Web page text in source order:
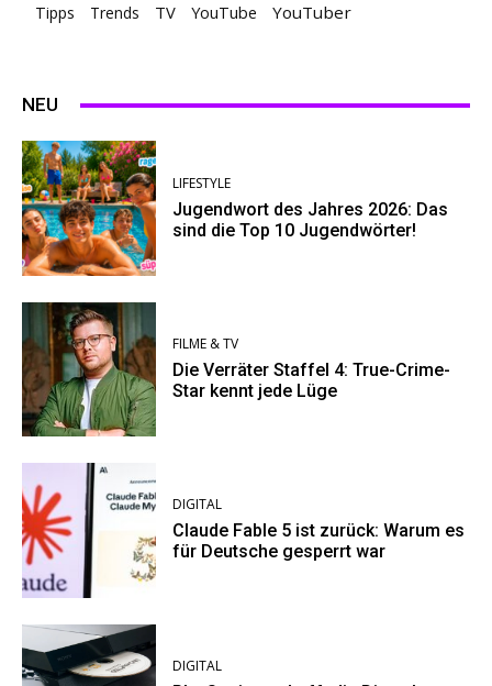
Tipps
Trends TV YouTube YouTuber
NEU
LIFESTYLE
Jugendwort des Jahres 2026: Das
sind die Top 10 Jugendwörter!
FILME & TV
Die Verräter Staffel 4: True-Crime-
Star kennt jede Lüge
DIGITAL
Claude Fable 5 ist zurück: Warum es
für Deutsche gesperrt war
DIGITAL